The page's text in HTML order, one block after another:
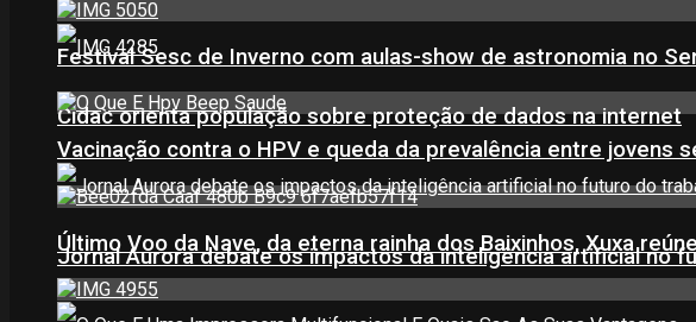
Cidac orienta população sobre proteção de dados na internet
Jornal Aurora debate os impactos da inteligência artificial no
Festival Sesc de Inverno com aulas-show de astronomia no
Vacinação contra o HPV e queda da prevalência entre
Último Voo da Nave, da eterna rainha dos Baixinhos, Xuxa